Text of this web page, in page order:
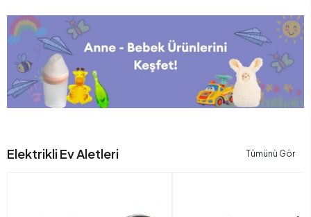
Elektrikli Ev Aletleri Tümünü Gör